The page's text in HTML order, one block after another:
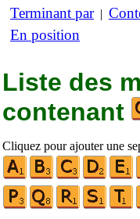
Terminant par|
En position
Liste des
contenant
Cliquez pour ajouter une